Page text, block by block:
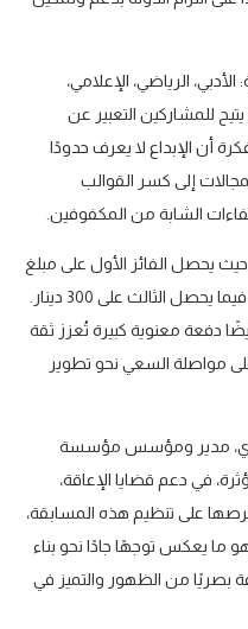
الرياضي، الإعلامي،
يتيح للمشاركين التعبير عن
أن الإبداع لا يعرف حدودًا
إلى كسر القوالب
الشابة من المكفوفين.
حيث يحصل الفائز الأول على مبلغ
400 دينار كويتي، والثاني على 350 دينارًا، فيما يحصل الثالث على 300 دينار.
دفعة معنوية كبيرة تُعزز ثقة
مواصلة السعي نحو تطوير
مدير ومؤسس مؤسسة
في دعم قضايا الإعاقة،
على تنظيم هذه المسابقة،
ما يعكس توجهًا جادًا نحو بناء
بصريًا من الظهور والتميز في